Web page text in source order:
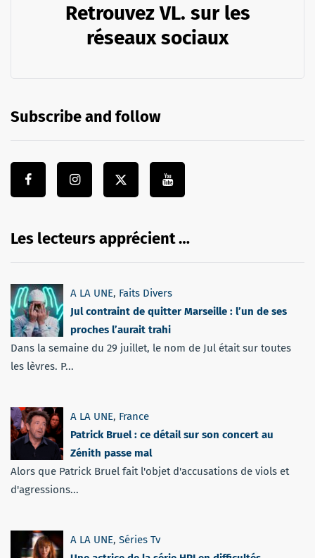
Retrouvez VL. sur les
réseaux sociaux
Subscribe and follow
Les lecteurs apprécient …
A LA UNE, Faits Divers
Jul contraint de quitter Marseille : l’un de ses
proches l’aurait trahi
Dans la semaine du 29 juillet, le nom de Jul était sur toutes
les lèvres. P...
A LA UNE, France
Patrick Bruel : ce détail sur son concert au
Zénith passe mal
Alors que Patrick Bruel fait l'objet d'accusations de viols et
d'agressions...
A LA UNE, Séries Tv